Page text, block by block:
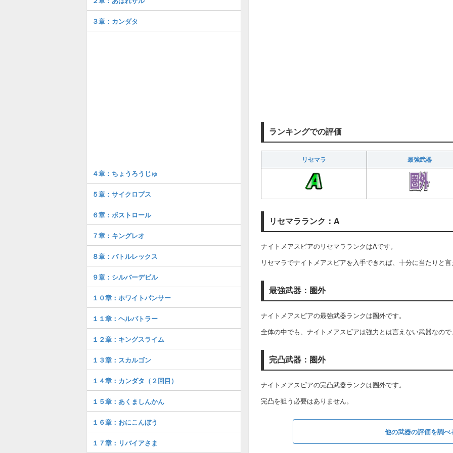
ランキングでの評価
リセマラ 最強武器
リセマラランク：A
ナイトメアスピアのリセマラランクはAです。
リセマラでナイトメアスピアを入手できれば、十分に当たりと
最強武器：圏外
ナイトメアスピアの最強武器ランクは圏外です。
全体の中でも、ナイトメアスピアは強力とは言えない武器なの
完凸武器：圏外
ナイトメアスピアの完凸武器ランクは圏外です。
完凸を狙う必要はありません。
他の武器の評価を調べ
３章：カンダタ
４章：ちょうろうじゅ
５章：サイクロプス
６章：ボストロール
７章：キングレオ
８章：バトルレックス
９章：シルバーデビル
１０章：ホワイトパンサー
１１章：ヘルバトラー
１２章：キングスライム
１３章：スカルゴン
１４章：カンダタ（２回目）
１５章：あくましんかん
１６章：おにこんぼう
１７章：リバイアさま